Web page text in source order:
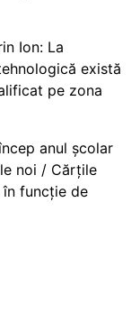
Ion: La
există
pe zona
anul școlar
noi / Cărțile
funcție de